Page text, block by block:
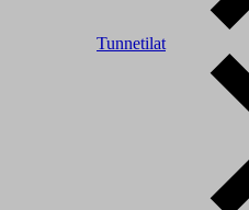
Tunnetilat